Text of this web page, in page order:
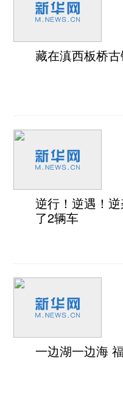
藏在滇西板桥古
逆行！逆遇！
了2辆车
一边湖一边海